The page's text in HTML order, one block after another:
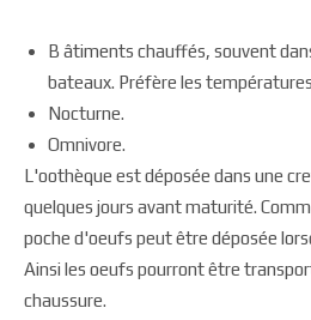
B âtiments chauffés, souvent
bateaux. Préfère les
Nocturne.
Omnivore.
L'oothèque est déposée dans une
quelques jours avant maturité.
poche d'oeufs peut être déposée
Ainsi les oeufs pourront être
chaussure.